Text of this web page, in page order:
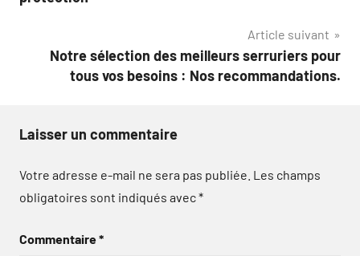
Article suivant
Notre sélection des meilleurs serruriers pour
tous vos besoins : Nos recommandations.
Laisser un commentaire
Votre adresse e-mail ne sera pas publiée. Les champs
obligatoires sont indiqués avec*
Commentaire*